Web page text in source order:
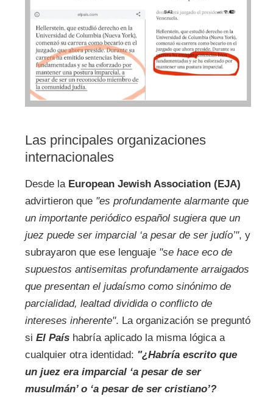
Las principales organizaciones
internacionales
Desde la European Jewish Association (EJA)
advirtieron que "es profundamente alarmante que
un importante periódico español sugiera que un
juez puede ser imparcial ‘a pesar de ser judío’", y
subrayaron que ese lenguaje "se hace eco de
supuestos antisemitas profundamente arraigados
que presentan el judaísmo como sinónimo de
parcialidad, lealtad dividida o conflicto de
intereses inherente". La organización se preguntó
si El Paíshabría aplicado la misma lógica a
cualquier otra identidad: "¿Habría escrito que
un juez era imparcial ‘a pesar de ser
musulmán’ o ‘a pesar de ser cristiano’?